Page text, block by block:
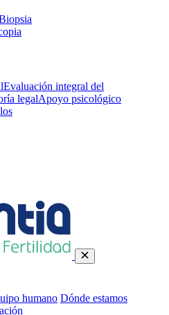
Evaluación integral del
legalApoyo psicológico
humano Dónde estamos